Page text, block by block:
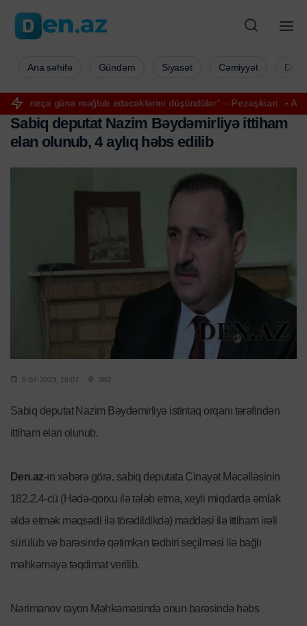
məğlub edəcəklərini düşündülər” – Pezəşkian Aya ilk addımı
Ana səhifə Gündəm Siyasət Cəmiyyət
Sabiq deputat Nazim Bəydəmirliyə ittiham
elan olunub, 4 aylıq həbs edilib
5-07-2023, 16:07 382
Sabiq deputat Nazim Bəydəmirliyə istintaq orqanı tərəfindən
ittiham elan olunub.
Den.az-ın xəbərə görə, sabiq deputata Cinayət Məcəlləsinin
182.2.4-cü (Hədə-qorxu ilə tələb etmə, xeyli miqdarda əmlak
əldə etmək məqsədi ilə törədildikdə) maddəsi ilə ittiham irəli
sürülüb və barəsində qətimkan tədbiri seçilməsi ilə bağlı
məhkəməyə təqdimat verilib.
Nərimanov rayon Məhkəməsində onun barəsində həbs